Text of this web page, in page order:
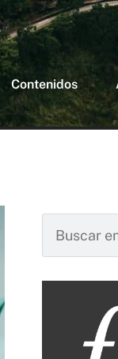
Contenidos